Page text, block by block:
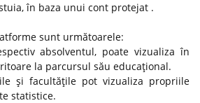
în baza unui cont protejat .
sunt următoarele:
absolventul, poate vizualiza în
la parcursul său educaţional.
şi facultăţile pot vizualiza propriile
statistice.